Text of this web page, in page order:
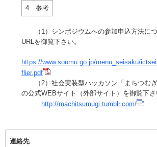
4 参考
（1）シンポジウムへの参加申込方法に
URLを御覧下さい。
https://www.soumu.go.jp/menu_seisaku/
flier.pdf
（2）社会実装型ハッカソン「まちつむぎ
の公式WEBサイト（外部サイト）を御覧下さ
http://machitsumugi.tumblr.com/
連絡先